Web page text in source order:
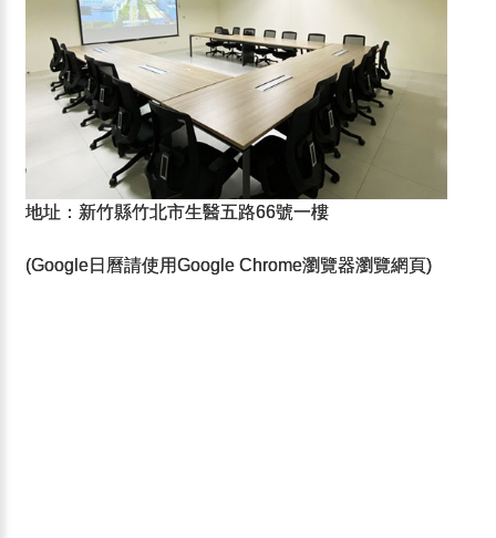
地址：新竹縣竹北市生醫五路66號一樓
(Google日曆請使用Google Chrome瀏覽器瀏覽網頁)